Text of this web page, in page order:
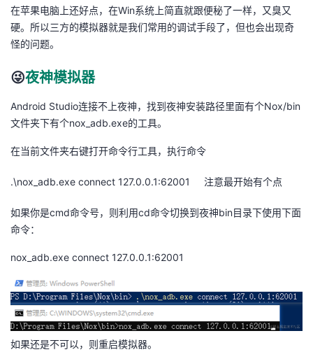
发
学
堂
我
的
程
我
认
证
的
实
验
我
的
收
Programs
的
支
持
我
的
技
术
支
持
我
的
云
声
建
议
在苹果电脑上还好点，在Win系统上简直就跟便秘了一样，又臭又
硬。所以三方的模拟器就是我们常用的调试手段了，但也会出现奇
怪的问题。
😜夜神模拟器
Android Studio连接不上夜神，找到夜神安装路径里面有个Nox/bin
文件夹下有个nox_adb.exe的工具。
在当前文件夹右键打开命令行工具，执行命令
.\nox_adb.exe connect 127.0.0.1:62001 注意最开始有个点
如果你是cmd命令号，则利用cd命令切换到夜神bin目录下使用下面
命令：
nox_adb.exe connect 127.0.0.1:62001
如果还是不可以，则重启模拟器。